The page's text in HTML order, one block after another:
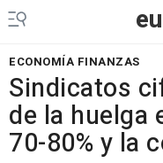
ECONOMÍA FINANZAS
Sindicatos
de la huelga
70-80% y la